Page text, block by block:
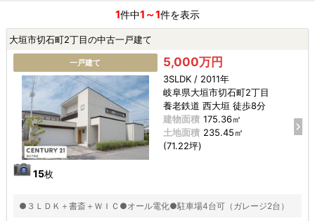
1件中1～1件を表示
大垣市切石町2丁目の中古一戸建て
一戸建て
15枚
5,000万円
3SLDK / 2011年
岐阜県大垣市切石町2丁目
養老鉄道 西大垣 徒歩8分
建物面積 175.36㎡
土地面積 235.45㎡
(71.22坪)
●３ＬＤＫ＋書斎＋ＷＩＣ●オール電化●駐車場4台可（ガレージ2台）